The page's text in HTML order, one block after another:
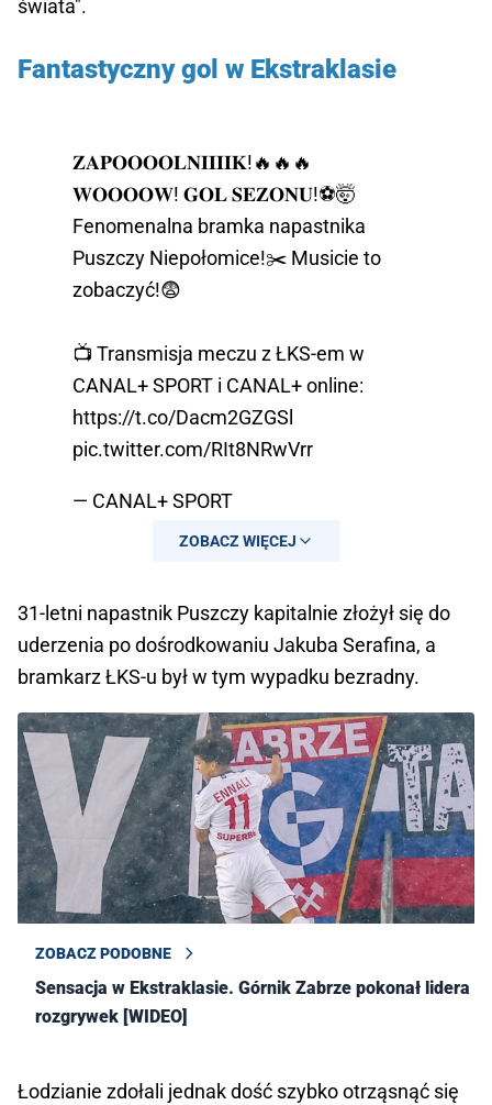
świata".
Fantastyczny gol w Ekstraklasie
𝐙𝐀𝐏𝐎𝐎𝐎𝐎𝐋𝐍𝐈𝐈𝐈𝐈𝐊!🔥🔥🔥
𝐖𝐎𝐎𝐎𝐎𝐖! 𝐆𝐎𝐋 𝐒𝐄𝐙𝐎𝐍𝐔!⚽🤯
Fenomenalna bramka napastnika
Puszczy Niepołomice!✂️ Musicie to
zobaczyć!😨
📺 Transmisja meczu z ŁKS-em w
CANAL+ SPORT i CANAL+ online:
https://t.co/Dacm2GZGSl
pic.twitter.com/RIt8NRwVrr
— CANAL+ SPORT
(@CANALPLUS_SPORT) March 3, 2024
ZOBACZ WIĘCEJ
31-letni napastnik Puszczy kapitalnie złożył się do
uderzenia po dośrodkowaniu Jakuba Serafina, a
bramkarz ŁKS-u był w tym wypadku bezradny.
ZOBACZ PODOBNE
Sensacja w Ekstraklasie. Górnik Zabrze pokonał lidera
rozgrywek [WIDEO]
Łodzianie zdołali jednak dość szybko otrząsnąć się